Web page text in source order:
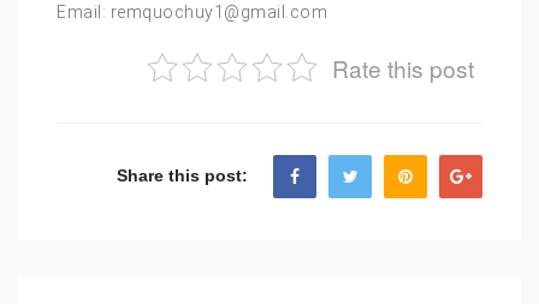
Email: remquochuy1@gmail.com
Rate this post
Share this post: